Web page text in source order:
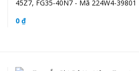
45Z7, FG35-40N7 - Mã 224W4-39801
0 ₫